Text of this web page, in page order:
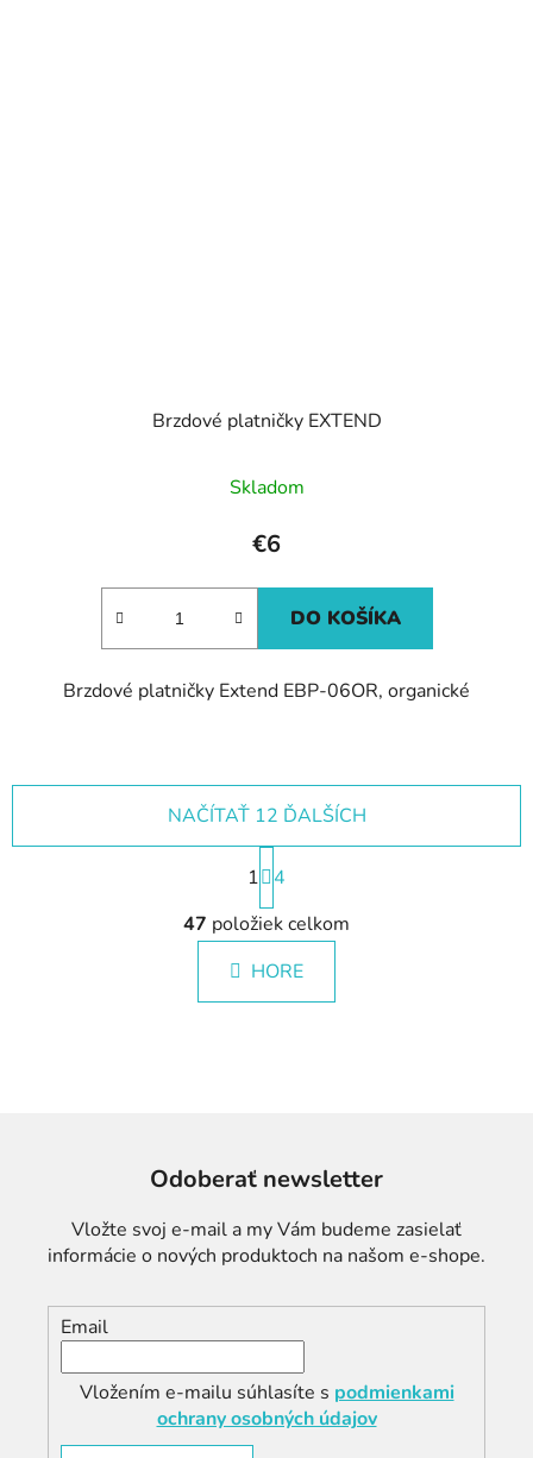
Brzdové platničky EXTEND
Skladom
€6
DO KOŠÍKA
Brzdové platničky Extend EBP-06OR, organické
O
v
l
á
d
v
k
y
v
i
s
u
NAČÍTAŤ 12 ĎALŠÍCH
S
t
r
á
n
k
1
4
47 položiek celkom
HORE
Odoberať newsletter
Vložte svoj e-mail a my Vám budeme zasielať
informácie o nových produktoch na našom e-shope.
Email
Vložením e-mailu súhlasíte s podmienkami
ochrany osobných údajov